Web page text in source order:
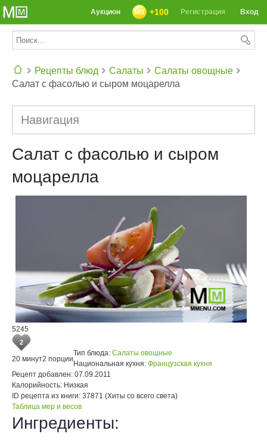
Вход
Регистрация
+100
Аукцион
Рецепты блюд Салаты
Салаты овощные
Салат с фасолью и сыром моцарелла
Навигация
Салат с фасолью и сыром
моцарелла
5245
2
20 минут2 порции
Тип блюда: Салаты овощные
Национальная кухня: Французская кухня
Рецепт добавлен: 07.09.2011
Калорийность: Низкая
ID рецепта из книги: 37871 (Хиты со всего света)
Таблица мер и весов
Ингредиенты: